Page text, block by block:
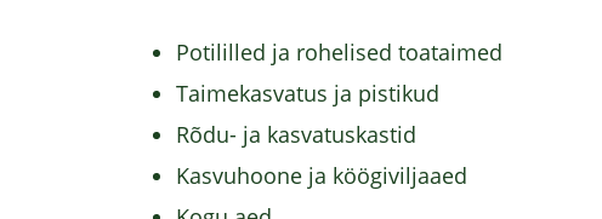
Potililled ja rohelised toataimed
Taimekasvatus ja pistikud
Rõdu- ja kasvatuskastid
Kasvuhoone ja köögiviljaaed